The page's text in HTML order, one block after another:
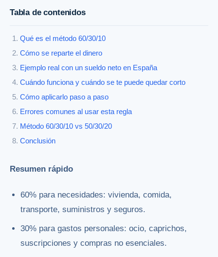
Tabla de contenidos
Qué es el método 60/30/10
Cómo se reparte el dinero
Ejemplo real con un sueldo neto en España
Cuándo funciona y cuándo se te puede quedar corto
Cómo aplicarlo paso a paso
Errores comunes al usar esta regla
Método 60/30/10 vs 50/30/20
Conclusión
Resumen rápido
60% para necesidades: vivienda, comida,
transporte, suministros y seguros.
30% para gastos personales: ocio, caprichos,
suscripciones y compras no esenciales.